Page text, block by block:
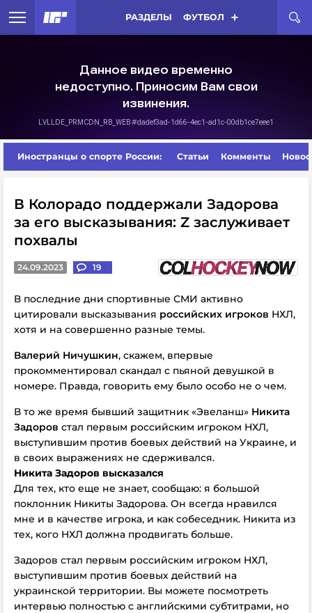
РАЗДЕЛЫ ФУТБОЛ
Иностранцы о спорте России: Статьи Комменты
В Колорадо поддержали Задорова
за его высказывания: Z заслуживает
похвалы
24.09.2023 19
В последние дни спортивные СМИ активно
цитировали высказывания российских игроков НХЛ,
хотя и на совершенно разные темы.
Валерий Ничушкин, скажем, впервые
прокомментировал скандал с пьяной девушкой в
номере. Правда, говорить ему было особо не о чем.
В то же время бывший защитник «Эвеланш» Никита
Задоров стал первым российским игроком НХЛ,
выступившим против боевых действий на Украине, и
в своих выражениях не сдерживался.
Никита Задоров высказался
Для тех, кто еще не знает, сообщаю: я большой
поклонник Никиты Задорова. Он всегда нравился
мне и в качестве игрока, и как собеседник. Никита из
тех, кого НХЛ должна продвигать больше.
Задоров стал первым российским игроком НХЛ,
выступившим против боевых действий на
украинской территории. Вы можете посмотреть
интервью полностью с английскими субтитрами, но